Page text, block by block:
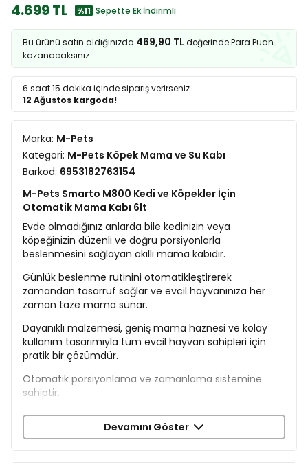
4.699 TL
%11 Sepette Ek İndirimli
Bu ürünü satın aldığınızda 469,90 TL değerinde Para Puan
kazanacaksınız.
6 saat 15 dakika içinde sipariş verirseniz
12 Ağustos kargoda!
Marka: M-Pets
Kategori: M-Pets Köpek Mama ve Su Kabı
Barkod: 6953182763154
M-Pets Smarto M800 Kedi ve Köpekler İçin
Otomatik Mama Kabı 6lt
Evde olmadığınız anlarda bile kedinizin veya
köpeğinizin düzenli ve doğru porsiyonlarla
beslenmesini sağlayan akıllı mama kabıdır.
Günlük beslenme rutinini otomatikleştirerek
zamandan tasarruf sağlar ve evcil hayvanınıza her
zaman taze mama sunar.
Dayanıklı malzemesi, geniş mama haznesi ve kolay
kullanım tasarımıyla tüm evcil hayvan sahipleri için
pratik bir çözümdür.
Otomatik porsiyonlama ve zamanlama sistemine
sahiptir.
6 litrelik geniş mama haznesine sahiptir.
Kolay kurulabilir ve kullanımı pratiktir.
Devamını Göster